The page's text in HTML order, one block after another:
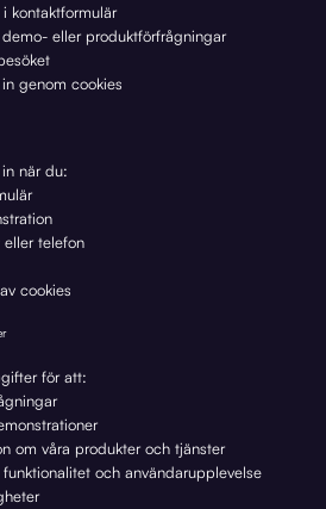
kontaktformulär
eller produktförfrågningar
genom cookies
när du:
eller telefon
cookies
för att:
om våra produkter och tjänster
och användarupplevelse